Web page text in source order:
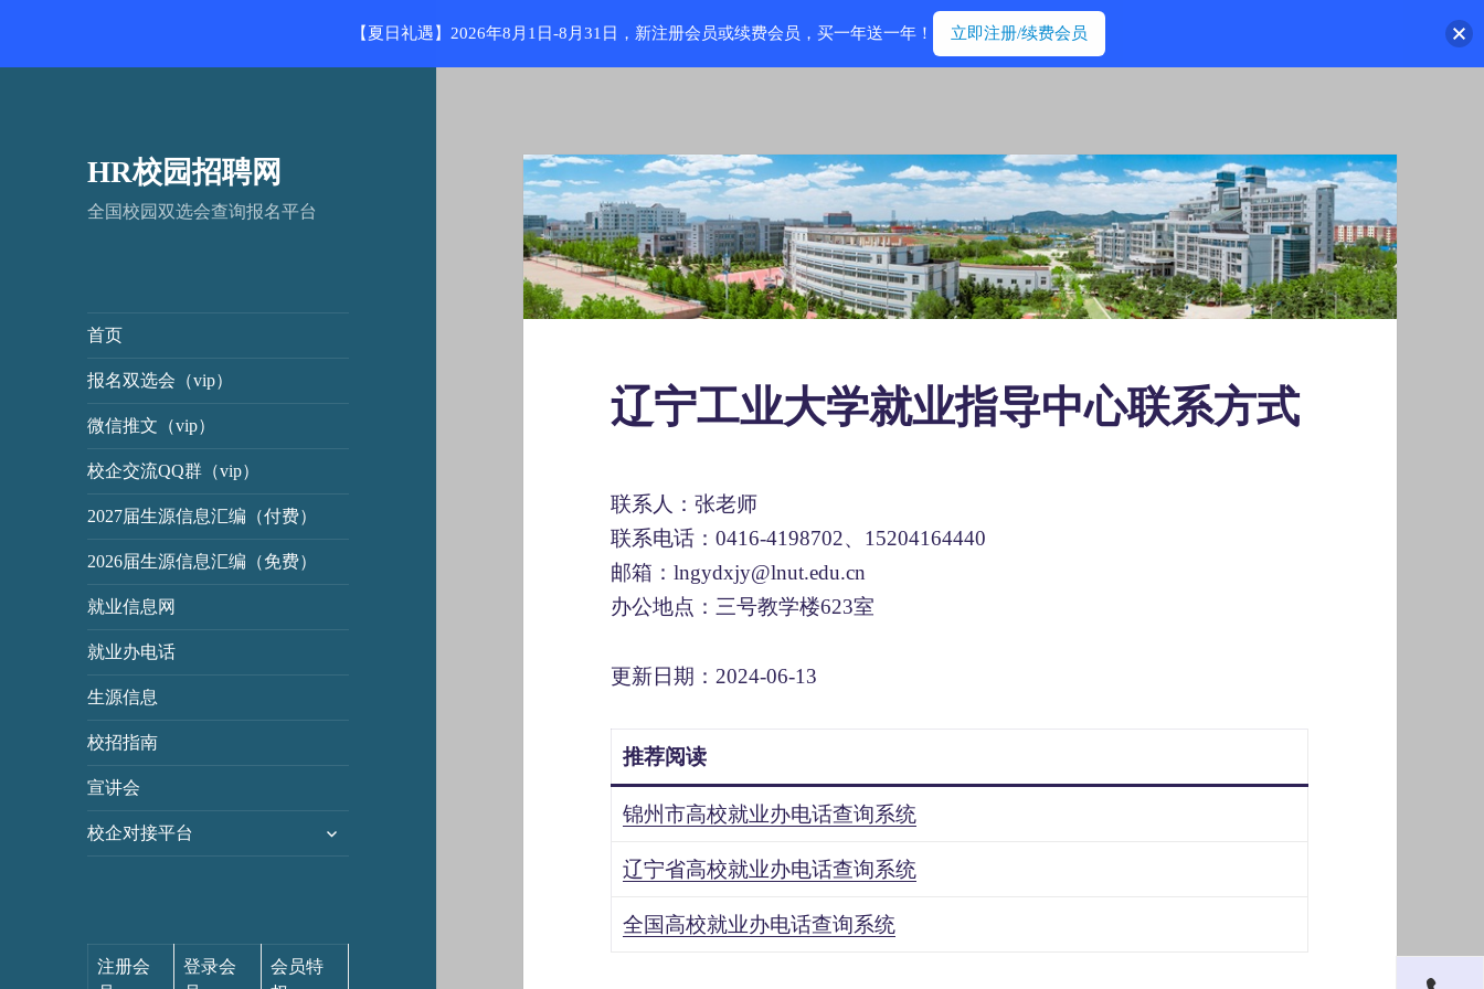
HR校园招聘网
全国校园双选会查询报名平台
首页
报名双选会（vip）
微信推文（vip）
校企交流QQ群（vip）
2027届生源信息汇编（付费）
2026届生源信息汇编（免费）
就业信息网
就业办电话
生源信息
校招指南
宣讲会
校企对接平台
注册会
登录会
会员特
辽宁工业大学就业指导中心联系方式
联系人：张老师
联系电话：0416-4198702、15204164440
邮箱：lngydxjy@lnut.edu.cn
办公地点：三号教学楼623室
更新日期：2024-06-13
推荐阅读
锦州市高校就业办电话查询系统
辽宁省高校就业办电话查询系统
全国高校就业办电话查询系统
【夏日礼遇】2026年8月1日-8月31日，新注册会员或续费会员，买一年送一年！ 立即注册/续费会员